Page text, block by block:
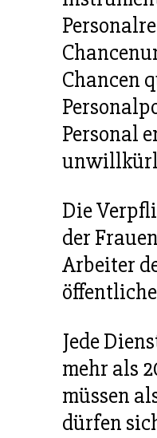
Chancen
Personal
Die
der
Arbeiter
Jede
mehr als
müssen
dürfen